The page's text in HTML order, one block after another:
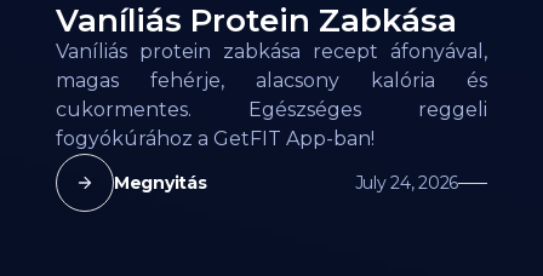
Vaníliás Protein Zabkása
Vaníliás protein zabkása recept áfonyával,
magas fehérje, alacsony kalória és
cukormentes. Egészséges reggeli
fogyókúrához a GetFIT App-ban!
Megnyitás July 24, 2026